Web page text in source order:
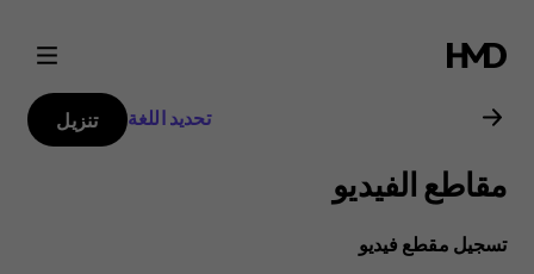
دليل
مستخدم
Nokia
G20
تحديد اللغة تنزيل
مقاطع الفيديو
تسجيل مقطع فيديو